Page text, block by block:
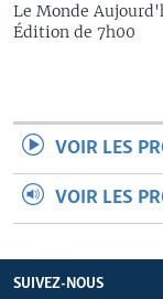
Le Monde
Édition de 7h00
VOIR LES
VOIR LES
SUIVEZ-NOUS